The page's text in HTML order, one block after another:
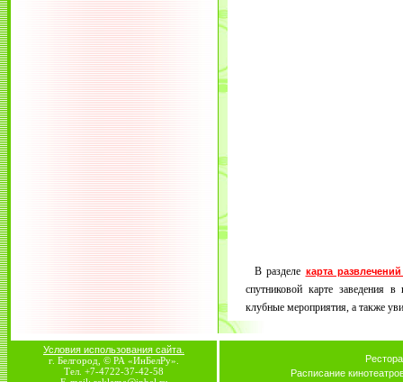
В разделе карта
спутниковой карте заведения
клубные мероприятия, а также
Условия использования сайта.
г. Белгород, © РА «ИнБелРу».
Тел. +7-4722-37-42-58
Расписание